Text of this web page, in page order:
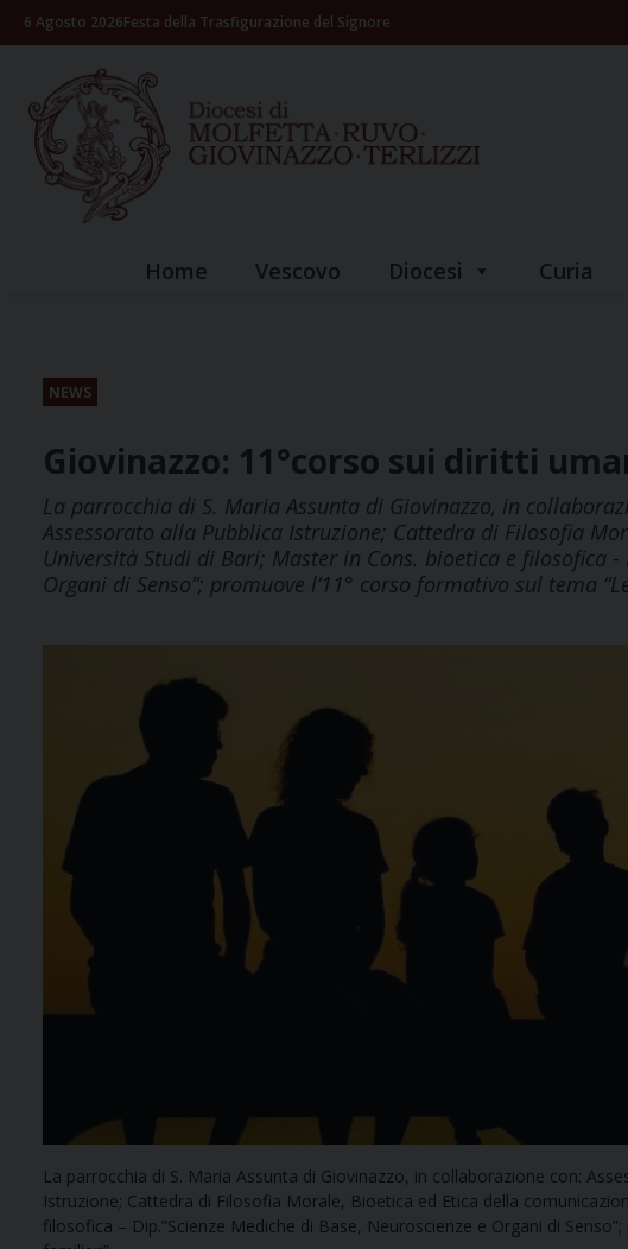
Skip6 Agosto 2026Festa della Trasfigurazione del Signore
Home Vescovo Diocesi Curia
NEWS
Giovinazzo: 11°corso sui diritti
La parrocchia di S. Maria Assunta di Giovinazzo, in
Assessorato alla Pubblica Istruzione; Cattedra di Filosofia
Università Studi di Bari; Master in Cons. bioetica e filosofica -
Organi di Senso”; promuove l’11° corso formativo sul tema
La parrocchia di S. Maria Assunta di Giovinazzo, in collaborazione con:
Istruzione; Cattedra di Filosofia Morale, Bioetica ed Etica della
filosofica – Dip.”Scienze Mediche di Base, Neuroscienze e Organi di